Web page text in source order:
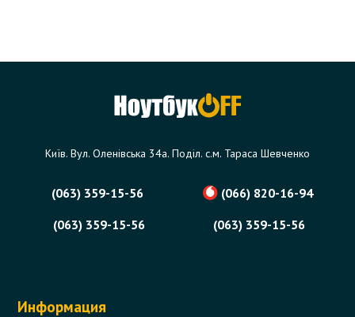
Київ. Вул. Оленівська 34а. Поділ. с.м. Тараса Шевченко
(063) 359-15-56
(066) 820-16-94
(063) 359-15-56
(063) 359-15-56
Информация